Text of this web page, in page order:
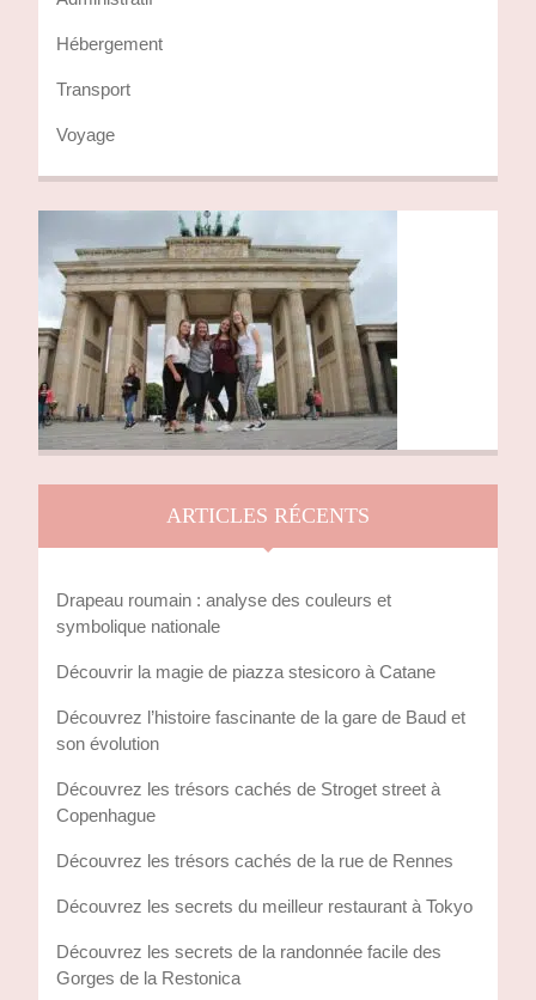
Hébergement
Transport
Voyage
ARTICLES RÉCENTS
Drapeau roumain : analyse des couleurs et
symbolique nationale
Découvrir la magie de piazza stesicoro à Catane
Découvrez l’histoire fascinante de la gare de Baud et
son évolution
Découvrez les trésors cachés de Stroget street à
Copenhague
Découvrez les trésors cachés de la rue de Rennes
Découvrez les secrets du meilleur restaurant à Tokyo
Découvrez les secrets de la randonnée facile des
Gorges de la Restonica